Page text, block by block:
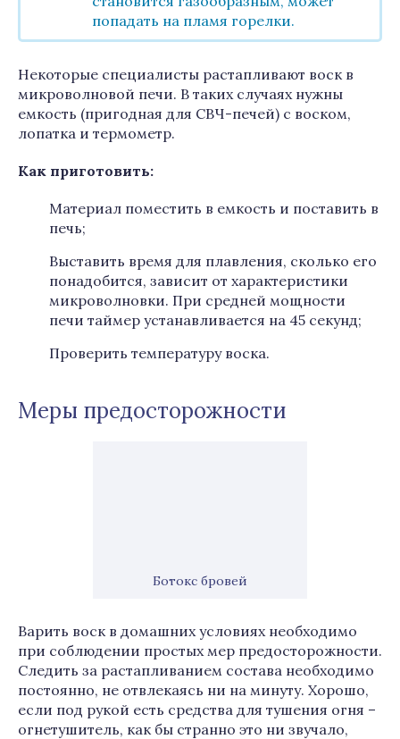
попадать на пламя горелки.
Некоторые специалисты растапливают воск в
микроволновой печи. В таких случаях нужны
емкость (пригодная для СВЧ-печей) с воском,
лопатка и термометр.
Как приготовить:
Материал поместить в емкость и поставить в
печь;
Выставить время для плавления, сколько его
понадобится, зависит от характеристики
микроволновки. При средней мощности
печи таймер устанавливается на 45 секунд;
Проверить температуру воска.
Меры предосторожности
Ботокс бровей
Варить воск в домашних условиях необходимо
при соблюдении простых мер предосторожности.
Следить за растапливанием состава необходимо
постоянно, не отвлекаясь ни на минуту. Хорошо,
если под рукой есть средства для тушения огня –
огнетушитель, как бы странно это ни звучало,